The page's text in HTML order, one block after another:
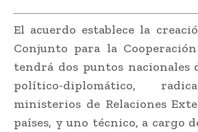
El acuerdo establece la
Conjunto para la
tendrá dos puntos nacionales
político-diplomático,
ministerios de Relaciones
países, y uno técnico, a cargo